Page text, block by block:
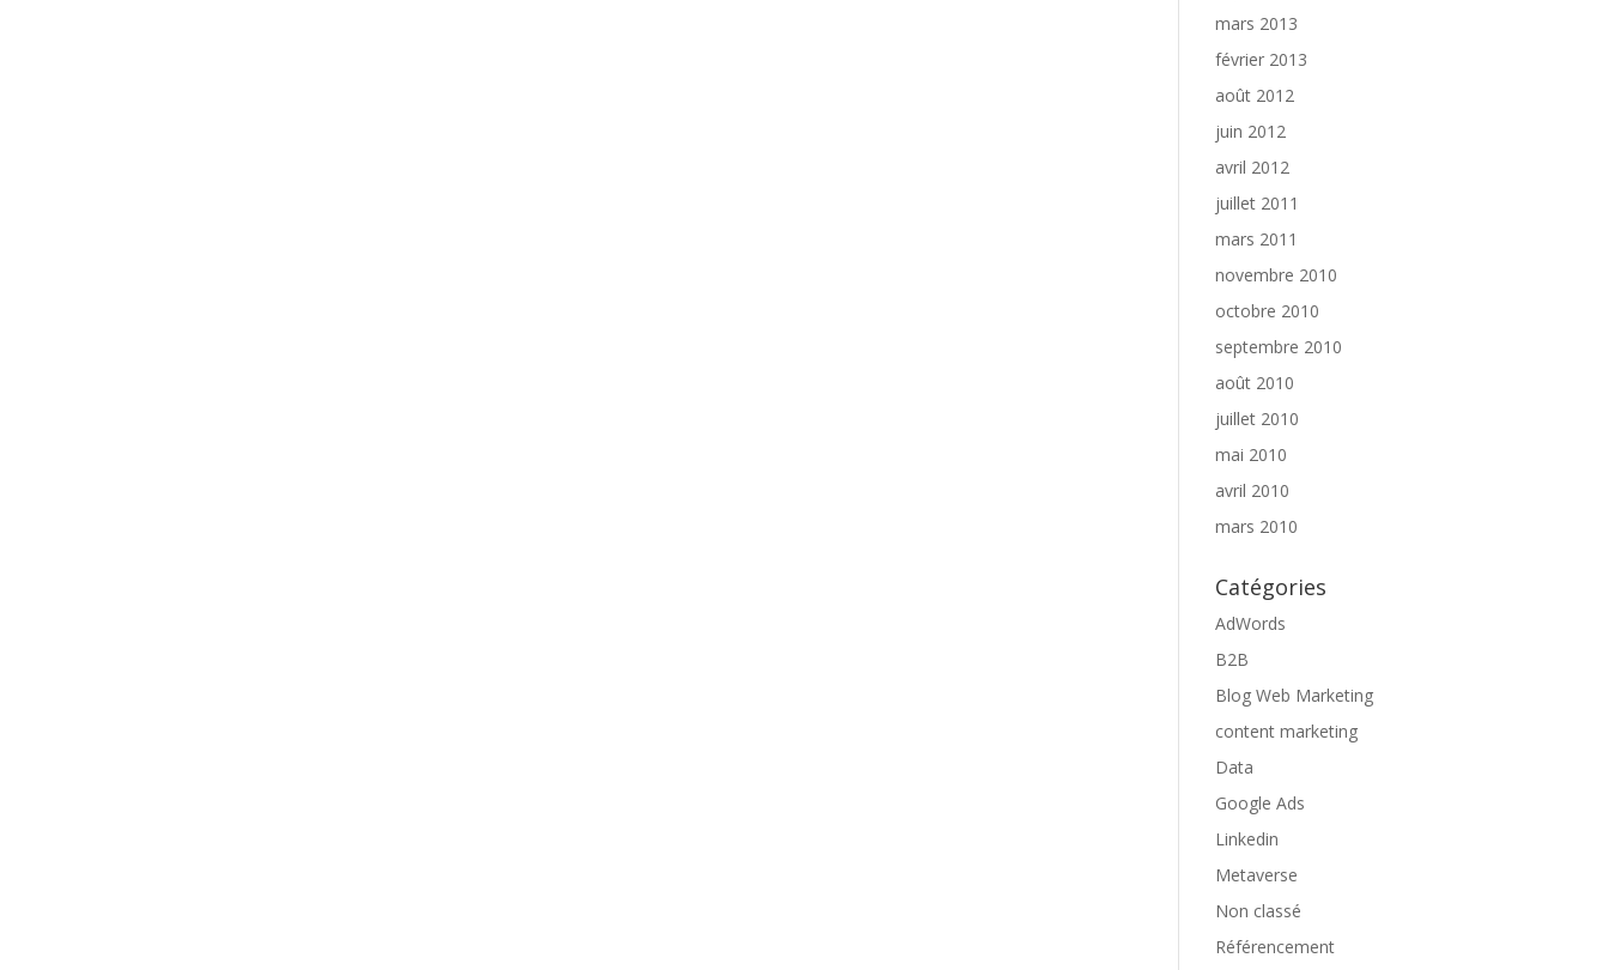
mars 2013
février 2013
août 2012
juin 2012
avril 2012
juillet 2011
mars 2011
novembre 2010
octobre 2010
septembre 2010
août 2010
juillet 2010
mai 2010
avril 2010
mars 2010
Catégories
AdWords
B2B
Blog Web Marketing
content marketing
Data
Google Ads
Linkedin
Metaverse
Non classé
Référencement